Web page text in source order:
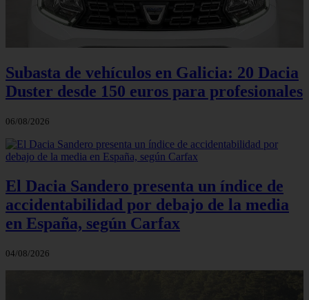
Subasta de vehículos en Galicia: 20 Dacia
Duster desde 150 euros para profesionales
06/08/2026
El Dacia Sandero presenta un índice de
accidentabilidad por debajo de la media
en España, según Carfax
04/08/2026